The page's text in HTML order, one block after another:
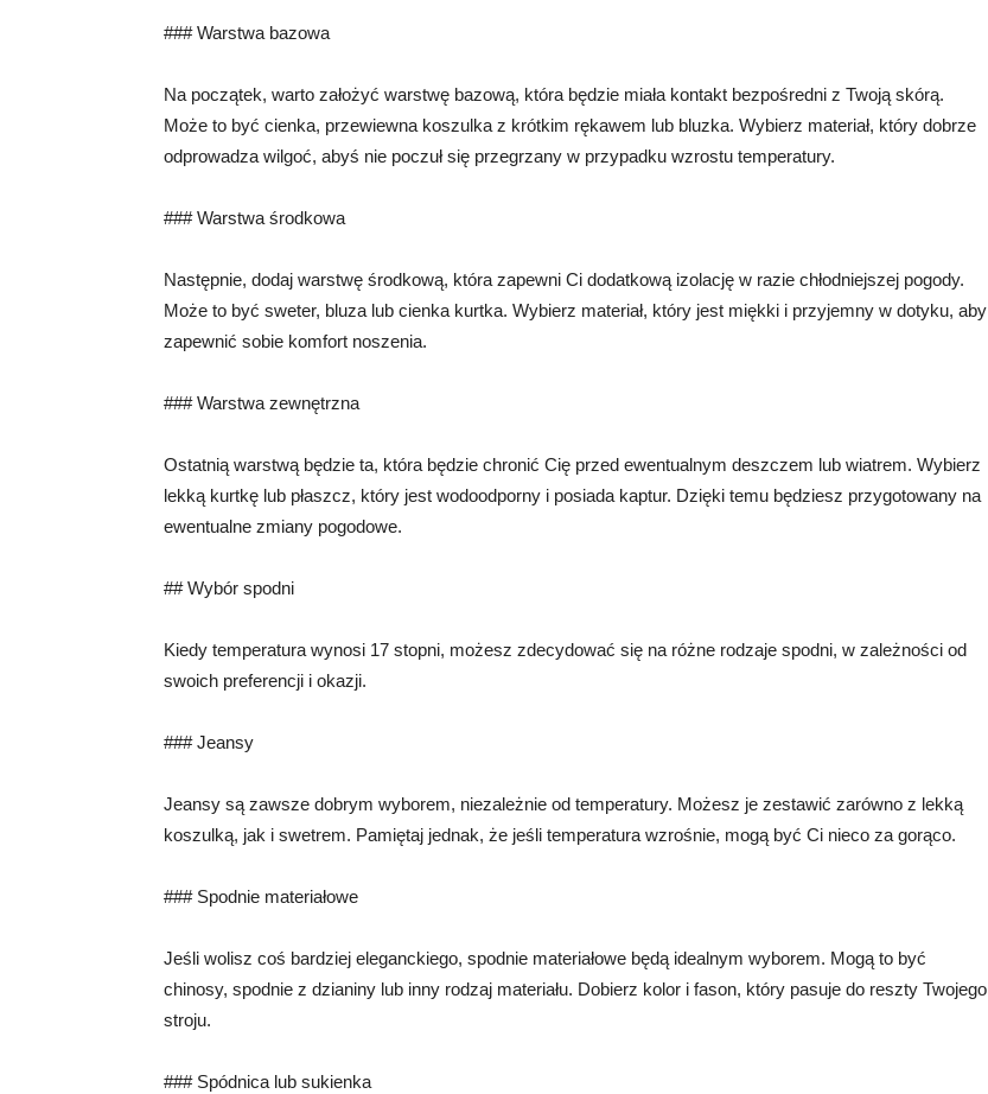
### Warstwa bazowa
Na początek, warto założyć warstwę bazową, która będzie miała kontakt bezpośredni z Twoją skórą.
Może to być cienka, przewiewna koszulka z krótkim rękawem lub bluzka. Wybierz materiał, który dobrze
odprowadza wilgoć, abyś nie poczuł się przegrzany w przypadku wzrostu temperatury.
### Warstwa środkowa
Następnie, dodaj warstwę środkową, która zapewni Ci dodatkową izolację w razie chłodniejszej pogody.
Może to być sweter, bluza lub cienka kurtka. Wybierz materiał, który jest miękki i przyjemny w dotyku, aby
zapewnić sobie komfort noszenia.
### Warstwa zewnętrzna
Ostatnią warstwą będzie ta, która będzie chronić Cię przed ewentualnym deszczem lub wiatrem. Wybierz
lekką kurtkę lub płaszcz, który jest wodoodporny i posiada kaptur. Dzięki temu będziesz przygotowany na
ewentualne zmiany pogodowe.
## Wybór spodni
Kiedy temperatura wynosi 17 stopni, możesz zdecydować się na różne rodzaje spodni, w zależności od
swoich preferencji i okazji.
### Jeansy
Jeansy są zawsze dobrym wyborem, niezależnie od temperatury. Możesz je zestawić zarówno z lekką
koszulką, jak i swetrem. Pamiętaj jednak, że jeśli temperatura wzrośnie, mogą być Ci nieco za gorąco.
### Spodnie materiałowe
Jeśli wolisz coś bardziej eleganckiego, spodnie materiałowe będą idealnym wyborem. Mogą to być
chinosy, spodnie z dzianiny lub inny rodzaj materiału. Dobierz kolor i fason, który pasuje do reszty Twojego
stroju.
### Spódnica lub sukienka